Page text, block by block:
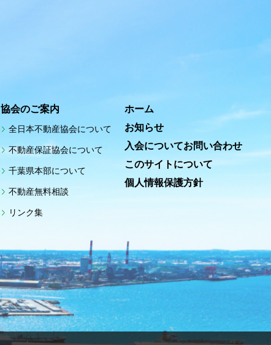
協会のご案内
全日本不動産協会について
不動産保証協会について
千葉県本部について
不動産無料相談
リンク集
ホーム
お知らせ
入会についてお問い合わせ
このサイトについて
個人情報保護方針